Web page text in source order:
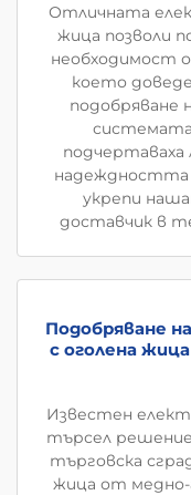
Отличната
жица позволи
необходимост
което
подобряване
укрепи
доставчик в
Подобряване
с оголена
Известен
търсел решение
търговска
жица от медно-